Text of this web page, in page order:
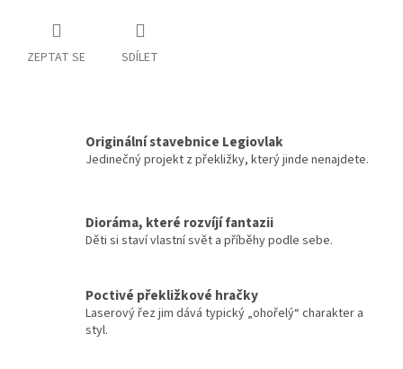
ZEPTAT SE SDÍLET
Originální stavebnice Legiovlak
Jedinečný projekt z překližky, který jinde nenajdete.
Dioráma, které rozvíjí fantazii
Děti si staví vlastní svět a příběhy podle sebe.
Poctivé překližkové hračky
Laserový řez jim dává typický „ohořelý“ charakter a
styl.